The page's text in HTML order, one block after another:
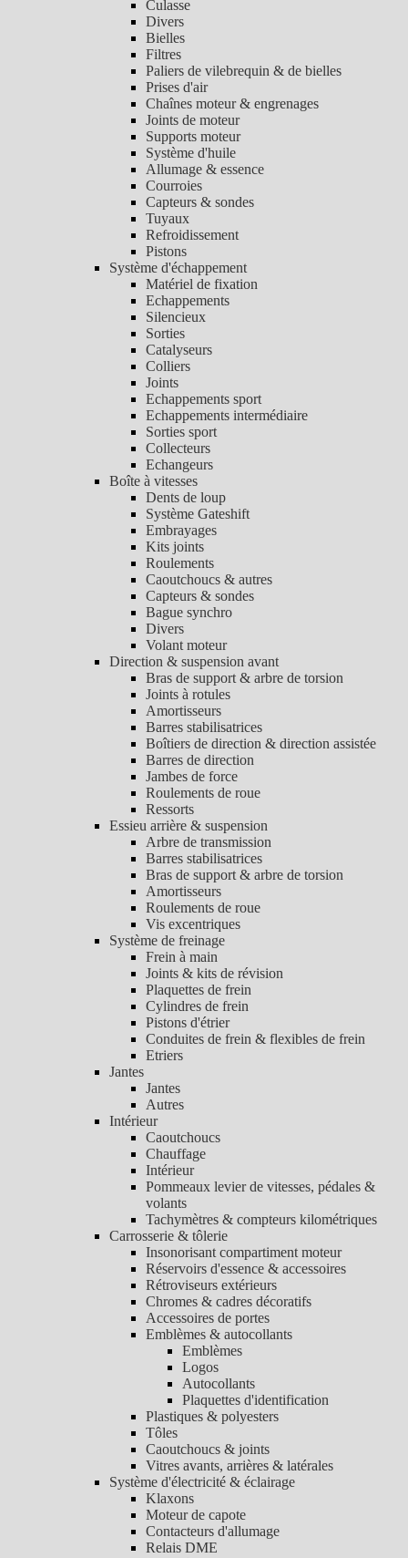
Culasse
Divers
Bielles
Filtres
Paliers de vilebrequin & de bielles
Prises d'air
Chaînes moteur & engrenages
Joints de moteur
Supports moteur
Système d'huile
Allumage & essence
Courroies
Capteurs & sondes
Tuyaux
Refroidissement
Pistons
Système d'échappement
Matériel de fixation
Echappements
Silencieux
Sorties
Catalyseurs
Colliers
Joints
Echappements sport
Echappements intermédiaire
Sorties sport
Collecteurs
Echangeurs
Boîte à vitesses
Dents de loup
Système Gateshift
Embrayages
Kits joints
Roulements
Caoutchoucs & autres
Capteurs & sondes
Bague synchro
Divers
Volant moteur
Direction & suspension avant
Bras de support & arbre de torsion
Joints à rotules
Amortisseurs
Barres stabilisatrices
Boîtiers de direction & direction assistée
Barres de direction
Jambes de force
Roulements de roue
Ressorts
Essieu arrière & suspension
Arbre de transmission
Barres stabilisatrices
Bras de support & arbre de torsion
Amortisseurs
Roulements de roue
Vis excentriques
Système de freinage
Frein à main
Joints & kits de révision
Plaquettes de frein
Cylindres de frein
Pistons d'étrier
Conduites de frein & flexibles de frein
Etriers
Jantes
Jantes
Autres
Intérieur
Caoutchoucs
Chauffage
Intérieur
Pommeaux levier de vitesses, pédales &
volants
Tachymètres & compteurs kilométriques
Carrosserie & tôlerie
Insonorisant compartiment moteur
Réservoirs d'essence & accessoires
Rétroviseurs extérieurs
Chromes & cadres décoratifs
Accessoires de portes
Emblèmes & autocollants
Emblèmes
Logos
Autocollants
Plaquettes d'identification
Plastiques & polyesters
Tôles
Caoutchoucs & joints
Vitres avants, arrières & latérales
Système d'électricité & éclairage
Klaxons
Moteur de capote
Contacteurs d'allumage
Relais DME